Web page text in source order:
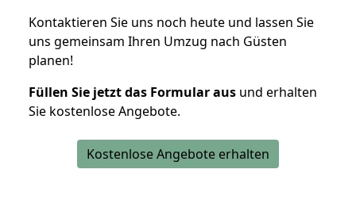
Kontaktieren Sie uns noch heute und lassen Sie
uns gemeinsam Ihren Umzug nach Güsten
planen!
Füllen Sie jetzt das Formular aus und erhalten
Sie kostenlose Angebote.
Kostenlose Angebote erhalten